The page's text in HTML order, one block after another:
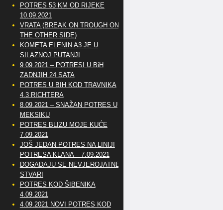
POTRES 53 KM OD RIJEKE
10.09.2021
VRATA (BREAK ON TROUGH ON
THE OTHER SIDE)
KOMETA ELENIN A3 JE U
SILAZNOJ PUTANJI
9.09.2021 – POTRESI U BiH
ZADNJIH 24 SATA
POTRES U BIH KOD TRAVNIKA
4.3 RICHTERA
8.09.2021 – SNAŽAN POTRES U
MEKSIKU
POTRES BLIZU MOJE KUĆE
7.09.2021
JOŠ JEDAN POTRES NA LINIJI
POTRESA KLANA – 7.09.2021
DOGAĐAJU SE NEVJEROJATNE
STVARI
POTRES KOD ŠIBENIKA
4.09.2021
4.09.2021 NOVI POTRES KOD